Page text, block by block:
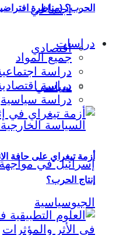
اجتماعي
اقتصادي
سياسي
الحرب؟ (مناظرة
دراسات
جميع المواد
دراسة
دراسة
دراسة سياسية
أزمة تيغراي على حافة
إنتاج الحرب؟